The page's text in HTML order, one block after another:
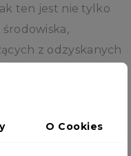
ten jest nie tylko
z odzyskanych
bez trudu
przedmioty, od
O Cookies